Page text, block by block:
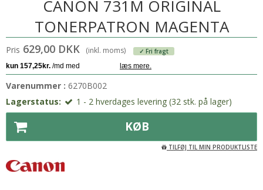
CANON 731M ORIGINAL
TONERPATRON MAGENTA
Pris 629,00 DKK (inkl. moms) ✓ Fri fragt
Varenummer : 6270B002
Lagerstatus:
1 - 2 hverdages levering (32 stk. på lager)
KØB
TILFØJ TIL MIN PRODUKTLISTE